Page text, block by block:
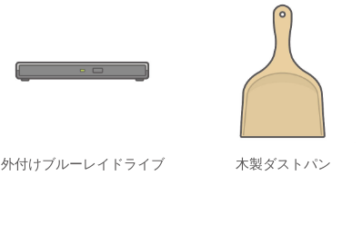
外付けブルーレイドライブ 木製ダストパン